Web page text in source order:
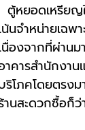
ตู้หยอดเหรียญ
น้นจำหน่ายเฉพ
นื่องจากที่ผ่าน
าคารสำนักงา
ริโภคโดยตรงม
านสะดวกซื้อก็ว่